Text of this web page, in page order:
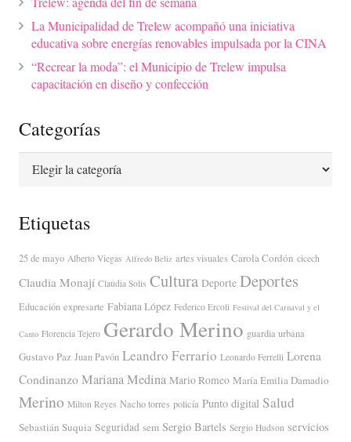
La Municipalidad de Trelew acompañó una iniciativa
educativa sobre energías renovables impulsada por la CINA
“Recrear la moda”: el Municipio de Trelew impulsa
capacitación en diseño y confección
Categorías
Categorías
Etiquetas
25 de mayo Alberto Viegas Alfredo Beliz artes visuales Carola Cordón cicech
Claudia Monají Claudia Solis Cultura Deporte Deportes
Educación expresarte Fabiana López Federico Ercoli Festival del Carnaval y el
Canto Florencia Tejero Gerardo Merino guardia urbana
Gustavo Paz Juan Pavón Leandro Ferrario Leonardo Ferrelli Lorena
Condinanzo Mariana Medina Mario Romeo María Emilia Damadio
Merino Milton Reyes Nacho torres policía Punto digital Salud
Sebastián Suquia Seguridad sem Sergio Bartels Sergio Hudson servicios